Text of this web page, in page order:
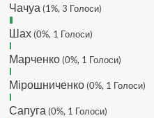
провалу 🙁
Hatsyk:Makiavelli, вітаємо на
буде ще активніший з часом)
Hatsyk:Та Кузик ще ок, а
перспективи, хз хз
Чачуа (1%, 3 Голоси)
Шах (0%, 1 Голоси)
Марченко (0%, 1 Голоси)
Мірошниченко (0%, 1 Голоси)
Сапуга (0%, 1 Голоси)